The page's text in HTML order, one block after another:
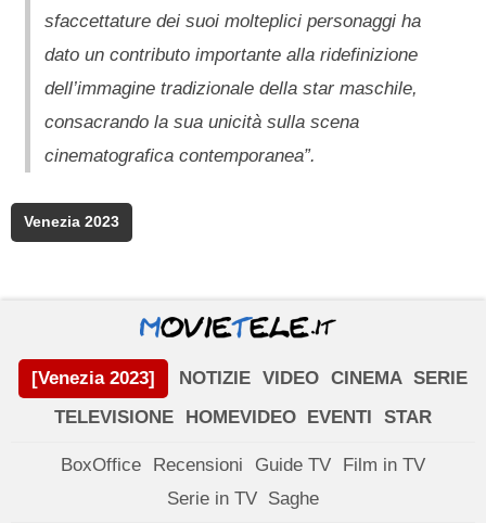
sfaccettature dei suoi molteplici personaggi ha
dato un contributo importante alla ridefinizione
dell’immagine tradizionale della star maschile,
consacrando la sua unicità sulla scena
cinematografica contemporanea”.
Venezia 2023
[Venezia 2023] NOTIZIE VIDEO CINEMA SERIE
TELEVISIONE
HOMEVIDEO EVENTI STAR
BoxOffice Recensioni Guide TV
Film in TV
Serie in TV Saghe